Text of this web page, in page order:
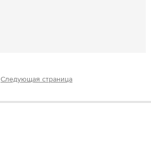
Следующая страница